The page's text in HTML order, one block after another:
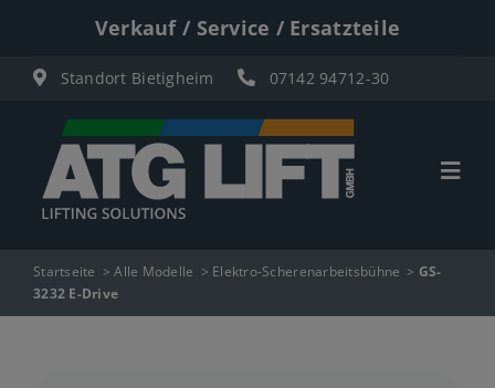
springen
Verkauf / Service / Ersatzteile
Standort Bietigheim 07142 94712-30
Übersicht
Startseite Alle Modelle Elektro-Scherenarbeitsbühne
GS-
3232 E-Drive